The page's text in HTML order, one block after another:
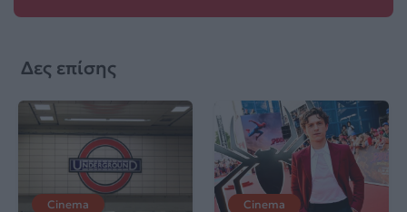
Δες επίσης
Cinema Cinema